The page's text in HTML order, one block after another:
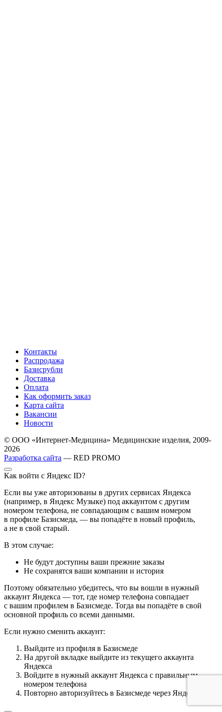
Контакты
Распродажа
Базисрубли
Доставка
Оплата
Как оформить заказ
Карта сайта
Вакансии
Новости
© ООО «Интернет-Медицина» Медицинские изделия, 2009-
2026
Разработка сайта — RED PROMO
Как войти с Яндекс ID?
Если вы уже авторизованы в других сервисах Яндекса
(например, в Яндекс Музыке) под аккаунтом с другим
номером телефона, не совпадающим с вашим номером
в профиле Базисмеда, — вы попадёте в новый профиль,
а не в свой старый.
В этом случае:
Не будут доступны ваши прежние заказы
Не сохранятся ваши компании и история
Поэтому обязательно убедитесь, что вы вошли в нужный
аккаунт Яндекса — тот, где номер телефона совпадает
с вашим профилем в Базисмеде. Тогда вы попадёте в свой
основной профиль со всеми данными.
Если нужно сменить аккаунт:
Выйдите из профиля в Базисмеде
На другой вкладке выйдите из текущего аккаунта
Яндекса
Войдите в нужный аккаунт Яндекса с правильным
номером телефона
Повторно авторизуйтесь в Базисмеде через Яндекс ID